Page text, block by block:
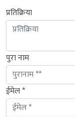
प्रतिक्रिया
पुरा नाम
ईमेल *